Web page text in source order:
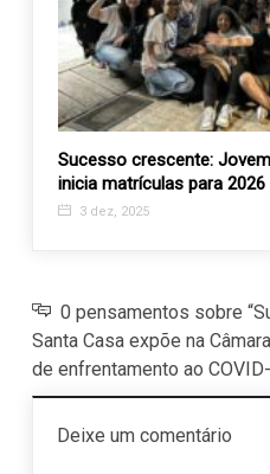
Sucesso crescente:
inicia matrículas para 2026
3 dez, 2025
0 pensamentos sobre
Santa Casa expõe na
de enfrentamento ao
Deixe um comentário